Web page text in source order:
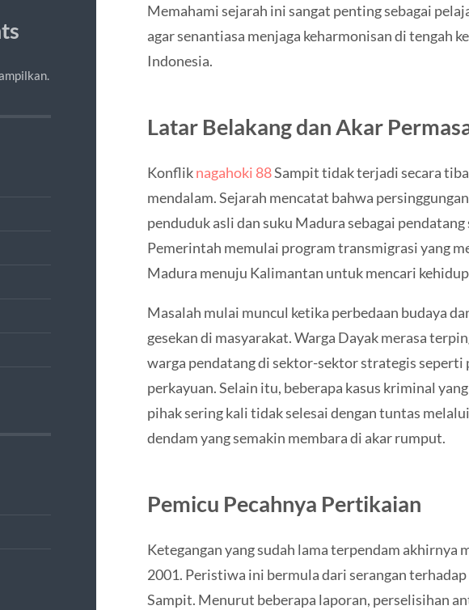
Memahami sejarah ini sangat penting sebagai
agar senantiasa menjaga keharmonisan di tengah
Indonesia.
Latar Belakang dan Akar
Konfliknagahoki 88Sampit tidak terjadi secara
mendalam. Sejarah mencatat bahwa
penduduk asli dan suku Madura sebagai
Pemerintah memulai program transmigrasi yang
Madura menuju Kalimantan untuk mencari
Masalah mulai muncul ketika perbedaan budaya
gesekan di masyarakat. Warga Dayak merasa
warga pendatang di sektor-sektor strategis seperti
perkayuan. Selain itu, beberapa kasus kriminal
pihak sering kali tidak selesai dengan tuntas
dendam yang semakin membara di akar rumput.
Pemicu Pecahnya Pertikaian
Ketegangan yang sudah lama terpendam akhirnya
2001. Peristiwa ini bermula dari serangan
Sampit. Menurut beberapa laporan, perselisihan